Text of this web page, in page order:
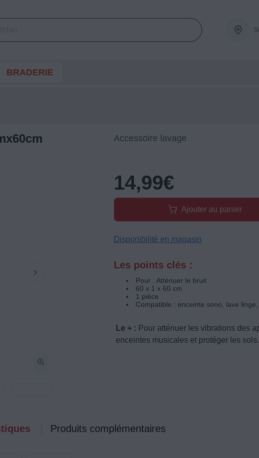
BRADERIE
Accessoire lavage
14,99€
Ajouter au panier
Disponibilité en magasin
Les points clés :
Pour : Atténuer le bruit
60 x 1 x 60 cm
1 pièce
Compatible : enceinte sono, lave
Le + : Pour atténuer les vibrations des
enceintes musicales et protéger les sols.
Produits complémentaires